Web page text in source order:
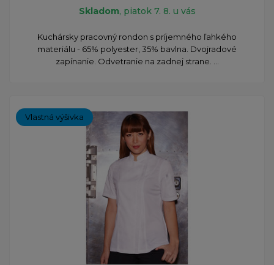
Skladom, piatok 7. 8. u vás
Kuchársky pracovný rondon s príjemného ľahkého
materiálu - 65% polyester, 35% bavlna. Dvojradové
zapínanie. Odvetranie na zadnej strane. ...
Vlastná výšivka